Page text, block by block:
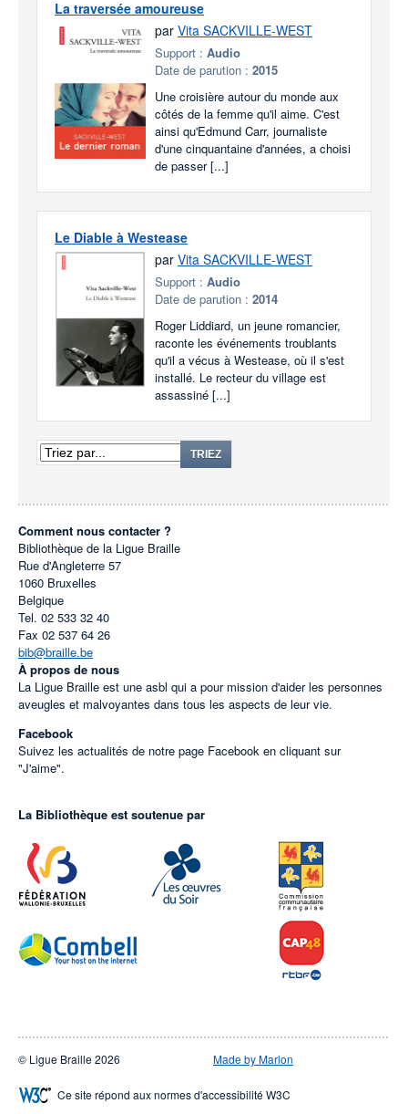
La traversée amoureuse
par Vita SACKVILLE-WEST
Support : Audio
Date de parution : 2015
Une croisière autour du monde aux
côtés de la femme qu'il aime. C'est
ainsi qu'Edmund Carr, journaliste
d'une cinquantaine d'années, a choisi
de passer [...]
Le Diable à Westease
par Vita SACKVILLE-WEST
Support : Audio
Date de parution : 2014
Roger Liddiard, un jeune romancier,
raconte les événements troublants
qu'il a vécus à Westease, où il s'est
installé. Le recteur du village est
assassiné [...]
TRIEZ
Comment nous contacter ?
Bibliothèque de la Ligue Braille
Rue d'Angleterre 57
1060 Bruxelles
Belgique
Tel. 02 533 32 40
Fax 02 537 64 26
bib@braille.be
À propos de nous
La Ligue Braille est une asbl qui a pour mission d'aider les personnes
aveugles et malvoyantes dans tous les aspects de leur vie.
Facebook
Suivez les actualités de notre page Facebook en cliquant sur
"J'aime".
La Bibliothèque est soutenue par
© Ligue Braille 2026 Made by Marlon
Ce site répond aux normes d'accessibilité W3C